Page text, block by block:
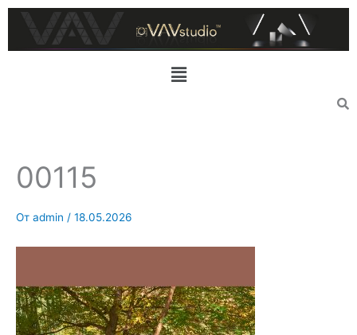
Перейти
содержимому
Меню
00115
От admin / 18.05.2026